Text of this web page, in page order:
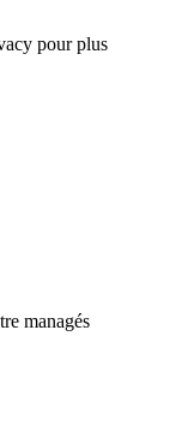
pour plus
managés